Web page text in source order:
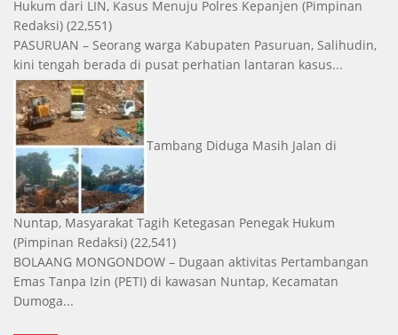
Hukum dari LIN, Kasus Menuju Polres Kepanjen (Pimpinan
Redaksi) (22,551)
PASURUAN – Seorang warga Kabupaten Pasuruan, Salihudin,
kini tengah berada di pusat perhatian lantaran kasus...
Tambang Diduga Masih Jalan di
Nuntap, Masyarakat Tagih Ketegasan Penegak Hukum
(Pimpinan Redaksi) (22,541)
BOLAANG MONGONDOW – Dugaan aktivitas Pertambangan
Emas Tanpa Izin (PETI) di kawasan Nuntap, Kecamatan
Dumoga...